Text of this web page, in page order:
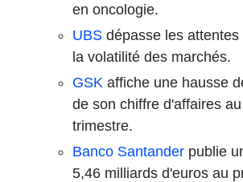
en oncologie.
UBS dépasse les
la volatilité des marchés.
GSK affiche une hausse
de son chiffre d'affaires
trimestre.
Banco Santander publie
5,46 milliards d'euros au